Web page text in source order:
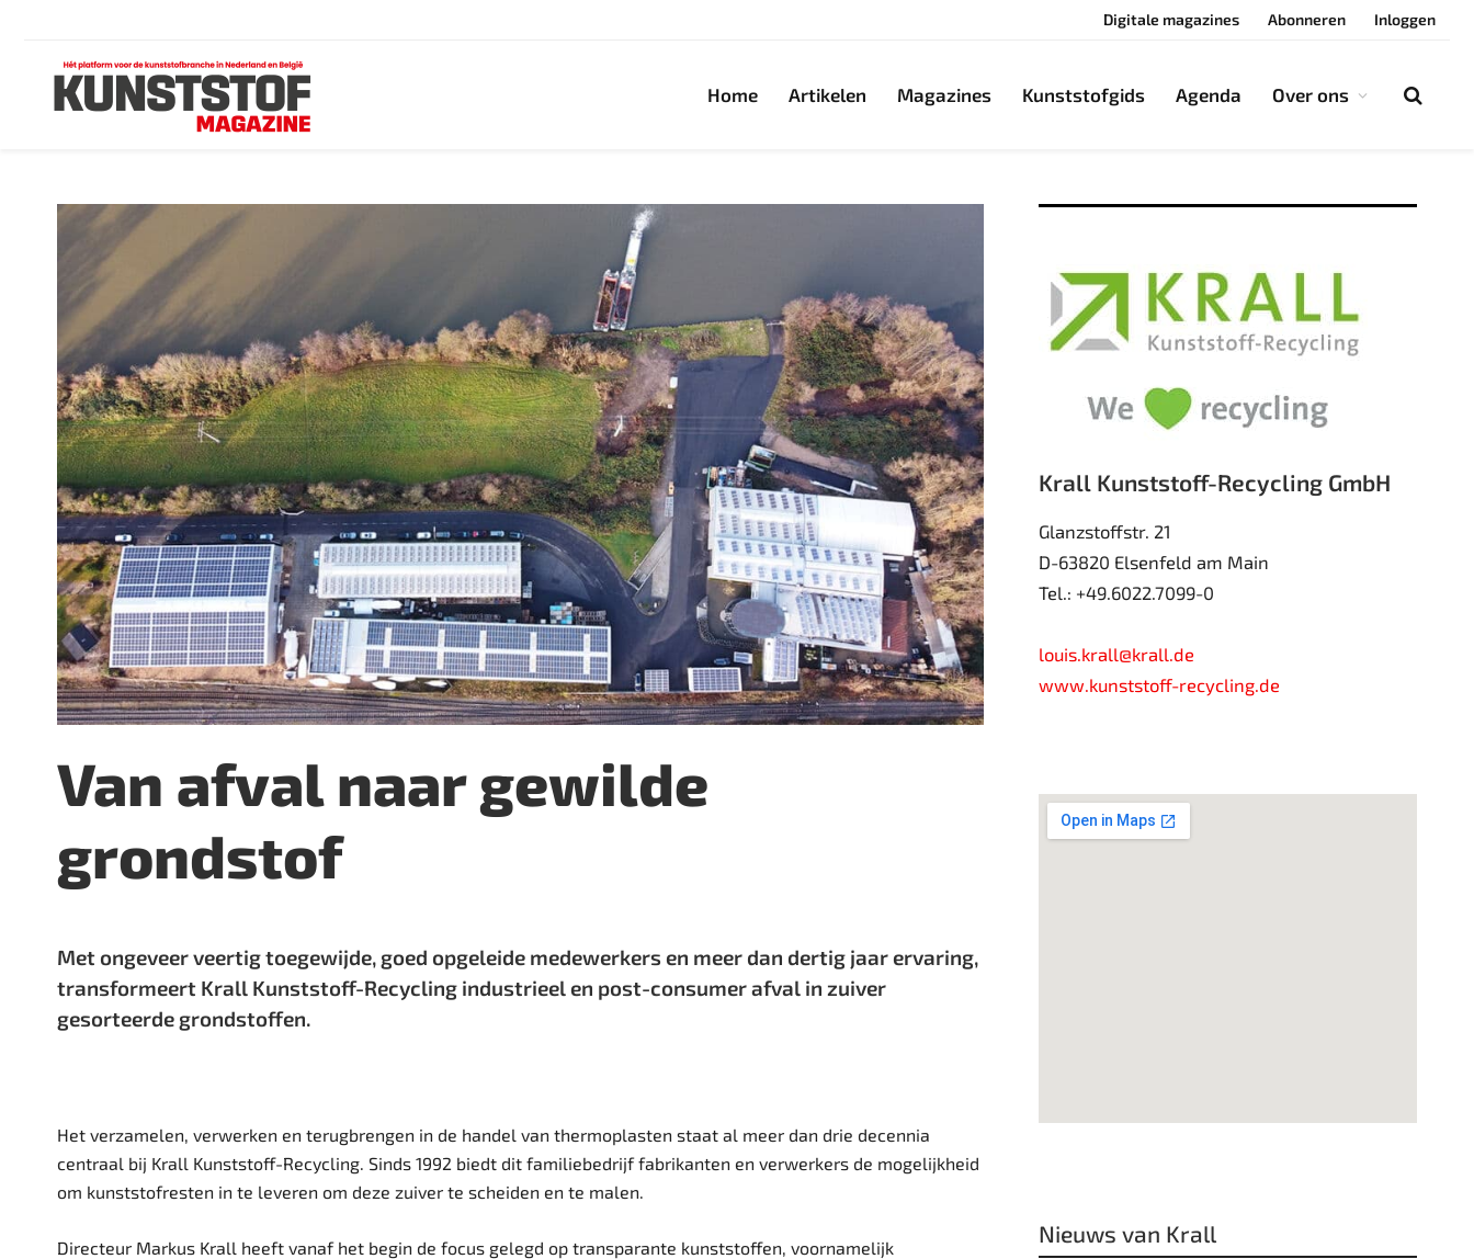
Digitale magazines Abonneren Inloggen
Home Artikelen Magazines Kunststofgids Agenda Over ons
Van afval naar gewilde
grondstof
Met ongeveer veertig toegewijde, goed opgeleide medewerkers en meer dan dertig jaar ervaring,
transformeert Krall Kunststoff-Recycling industrieel en post-consumer afval in zuiver
gesorteerde grondstoffen.
Het verzamelen, verwerken en terugbrengen in de handel van thermoplasten staat al meer dan drie decennia
centraal bij Krall Kunststoff-Recycling. Sinds 1992 biedt dit familiebedrijf fabrikanten en verwerkers de mogelijkheid
om kunststofresten in te leveren om deze zuiver te scheiden en te malen.
Directeur Markus Krall heeft vanaf het begin de focus gelegd op transparante kunststoffen, voornamelijk
Krall Kunststoff-Recycling GmbH
Glanzstoffstr. 21
D-63820 Elsenfeld am Main
Tel.: +49.6022.7099-0
louis.krall@krall.de
www.kunststoff-recycling.de
Nieuws van Krall